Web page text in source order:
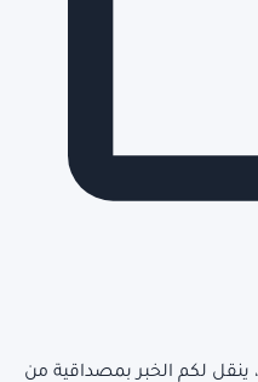
ينقل لكم الخبر بمصداقية من